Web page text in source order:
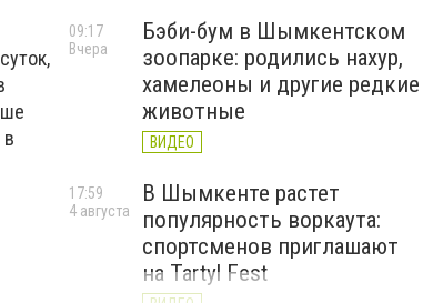
Бэби-бум в Шымкентском
зоопарке: родились нахур,
хамелеоны и другие редкие
животные
ВИДЕО
09:17
Вчера
В Шымкенте растет
популярность воркаута:
спортсменов приглашают
на Tartyl Fest
17:59
4 августа